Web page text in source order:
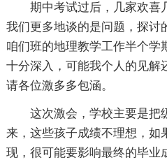
期中考试过后，几家欢喜
我们更多地谈的是问题，探讨
咱们班的地理教学工作半个学
十分深入，可能我个人的见解
请各位激多多包涵。
这次激会，学校主要是把
来，这些孩子成绩不理想，如
现，很可能要影响最终的毕业